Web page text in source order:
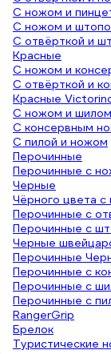
С ножом и
С ножом и
С отвёрткой и
Красные
С ножом и
С отвёрткой и
Красные
С ножом и шилом
С консервным
С пилой и ножом
Перочинные
Перочинные с
Черные
Чёрного цвета
Перочинные с
Перочинные с
Черные
Перочинные
Перочинные с
Перочинные с
Перочинные с
RangerGrip
Брелок
Туристические